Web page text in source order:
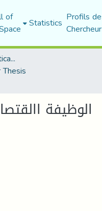
of Statistics Profils
Faculty of Law and Political Science
الوظيفة